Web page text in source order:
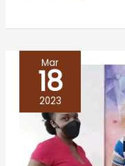
Mar
18
2023
Direction
des
Arts
du